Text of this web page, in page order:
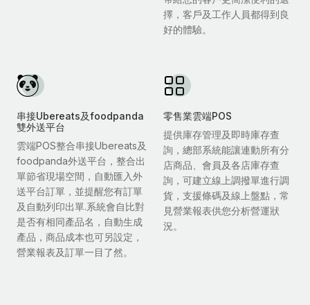
擇，客戶及工作人員都得到良
好的體驗。
串接Ubereats及foodpanda
雙外送平台
雲端POS整合串接Ubereats及
foodpanda外送平台，整合出
單節省現場空間，自動匯入外
送平台訂單，並提醒您有訂單
及自動列印出單.系統會自比對
是否有相同產品名，自動生成
產品，商品成本也可另設定，
營業報表及訂單一目了然。
零售業雲端POS
提供庫存管理及即時庫存查
詢，總部系統能讓連動所有分
店商品、會員及各店庫存查
詢，可建立線上調撥單進行調
貨，支援條碼及線上盤點，常
見營業報表供您分析營運狀
況。